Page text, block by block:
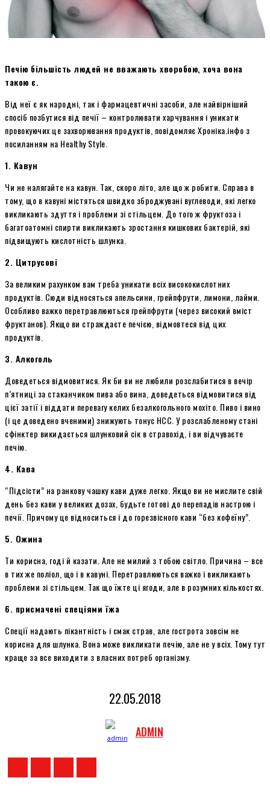
Печію більшість людей не вважають хворобою, хоча вона
такою є.
Від неї є як народні, так і фармацевтичні засоби, але найвірніший
спосіб позбутися від печії – контролювати харчування і уникати
провокуючих це захворювання продуктів, повідомляє Хроніка.інфо з
посиланням на Healthy Style.
1. Кавун
Чи не налягайте на кавун. Так, скоро літо, але що ж робити. Справа в
тому, що в кавуні містяться швидко зброджувані вуглеводи, які легко
викликають здуття і проблеми зі стільцем. До того ж фруктоза і
багатоатомні спирти викликають зростання кишкових бактерій, які
підвищують кислотність шлунка.
2. Цитрусові
За великим рахунком вам треба уникати всіх висококислотних
продуктів. Сюди відносяться апельсини, грейпфрути, лимони, лайми.
Особливо важко перетравлюються грейпфрути (через високий вміст
фруктанов). Якщо ви страждаєте печією, відмовтеся від цих
продуктів.
3. Алкоголь
Доведеться відмовитися. Як би ви не любили розслабитися в вечір
п’ятниці за стаканчиком пива або вина, доведеться відмовитися від
цієї затії і віддати перевагу келих безалкогольного мохіто. Пиво і вино
(і це доведено вченими) знижують тонус НСС. У розслабленому стані
сфінктер викидається шлунковий сік в стравохід, і ви відчуваєте
печію.
4. Кава
“Підсісти” на ранкову чашку кави дуже легко. Якщо ви не мислите свій
день без кави у великих дозах, будьте готові до перепадів настрою і
печії. Причому це відноситься і до горезвісного кави “без кофеїну”.
5. Ожина
Ти корисна, годі й казати. Але не милий з тобою світло. Причина – все
в тих же поліол, що і в кавуні. Перетравлюються важко і викликають
проблеми зі стільцем. Так що їжте ці ягоди, але в розумних кількостях.
6. присмачені спеціями їжа
Спеції надають пікантність і смак страв, але гострота зовсім не
корисна для шлунка. Вона може викликати печію, але не у всіх. Тому тут
краще за все виходити з власних потреб організму.
22.05.2018
ADMIN